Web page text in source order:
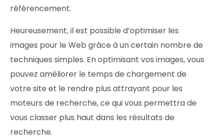
référencement.
Heureusement, il est possible d’optimiser les
images pour le Web grâce à un certain nombre de
techniques simples. En optimisant vos images, vous
pouvez améliorer le temps de chargement de
votre site et le rendre plus attrayant pour les
moteurs de recherche, ce qui vous permettra de
vous classer plus haut dans les résultats de
recherche.